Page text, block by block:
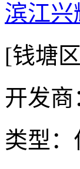
滨江兴
[钱塘
开发
类型：